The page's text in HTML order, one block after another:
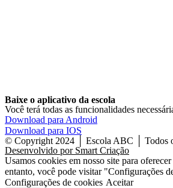
Baixe o aplicativo da escola
Você terá todas as funcionalidades
Download para Android
Download para IOS
© Copyright 2024 │ Escola ABC │ Todos
Desenvolvido por Smart Criação
Usamos cookies em nosso site para
entanto, você pode visitar "Configurações
Configurações de cookies Aceitar